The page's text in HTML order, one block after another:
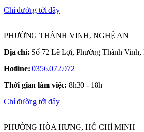
Chỉ đường tới đây
PHƯỜNG THÀNH VINH, NGHỆ AN
Địa chỉ: Số 72 Lê Lợi, Phường Thành Vinh,
Hotline: 0356.072.072
Thời gian làm việc: 8h30 - 18h
Chỉ đường tới đây
PHƯỜNG HÒA HƯNG, HỒ CHÍ MINH